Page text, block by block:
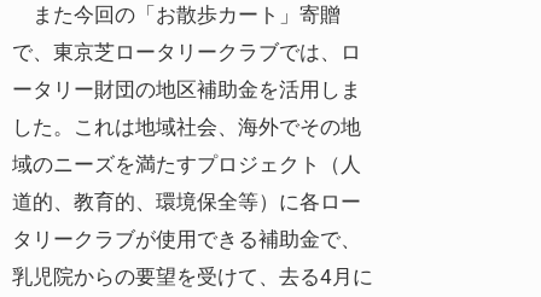
また今回の「お散歩カート」寄贈
で、東京芝ロータリークラブでは、ロ
ータリー財団の地区補助金を活用しま
した。これは地域社会、海外でその地
域のニーズを満たすプロジェクト（人
道的、教育的、環境保全等）に各ロー
タリークラブが使用できる補助金で、
乳児院からの要望を受けて、去る4月に